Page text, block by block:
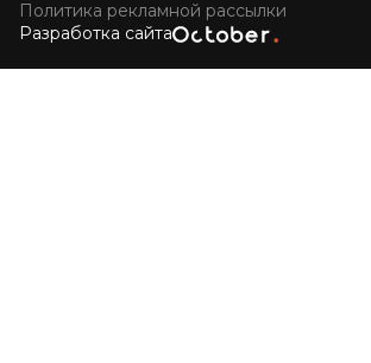
Политика рекламной рассылки
Разработка сайта